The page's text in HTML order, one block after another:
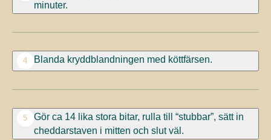
minuter.
4 Blanda kryddblandningen med köttfärsen.
5
Gör ca 14 lika stora bitar, rulla till “stubbar”, sätt in
cheddarstaven i mitten och slut väl.